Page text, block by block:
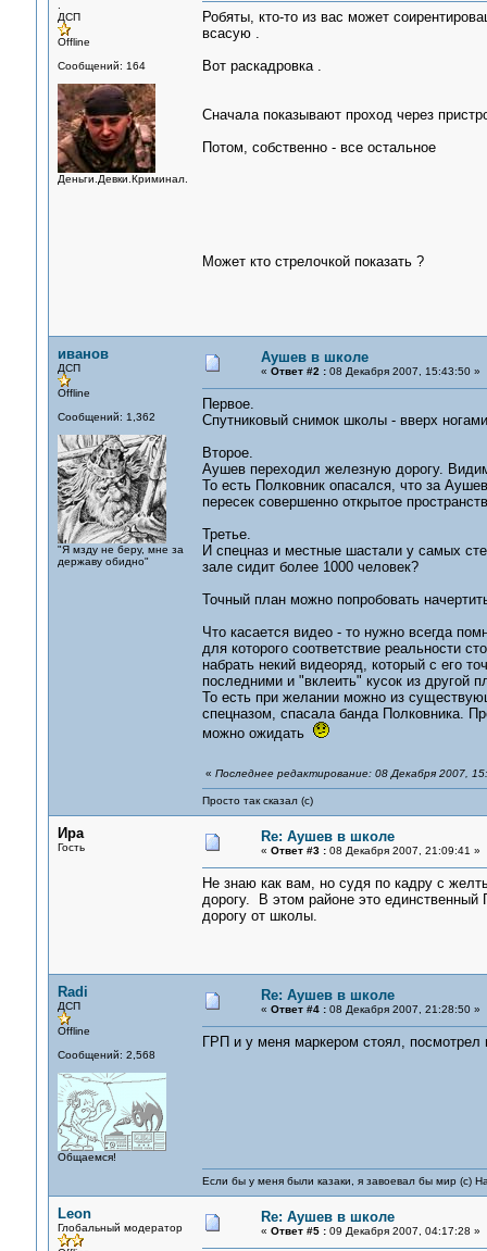
ДСП
Offline
Сообщений: 164
Деньги.Девки.Криминал.
Робяты, кто-то из вас может
всасую .
Вот раскадровка .
Сначала показывают проход через
Потом, собственно - все остальное
Может кто стрелочкой показать ?
иванов
ДСП
Offline
Сообщений: 1,362
"Я мзду не беру, мне за
державу обидно"
Аушев в школе
« Ответ #2 :08 Декабря 2007, 15:43:50 »
Первое.
Спутниковый снимок школы - вверх
Второе.
Аушев переходил железную дорогу.
То есть Полковник опасался, что за
пересек совершенно открытое
Третье.
И спецназ и местные шастали у самых
зале сидит более 1000 человек?
Точный план можно попробовать
Что касается видео - то нужно всегда
для которого соответствие реальности
набрать некий видеоряд, который с его
последними и "вклеить" кусок из другой
То есть при желании можно из
спецназом, спасала банда Полковника.
можно ожидать
« Последнее редактирование: 08 Декабря 2007,
Просто так сказал (с)
Ира
Гость
Re: Аушев в школе
« Ответ #3 :08 Декабря 2007, 21:09:41 »
Не знаю как вам, но судя по кадру с
дорогу. В этом районе это
дорогу от школы.
Radi
ДСП
Offline
Сообщений: 2,568
Общаемся!
Re: Аушев в школе
« Ответ #4 :08 Декабря 2007, 21:28:50 »
ГРП и у меня маркером стоял, посмотрел
Если бы у меня были казаки, я завоевал бы мир (с)
Leon
Глобальный модератор
Re: Аушев в школе
« Ответ #5 :09 Декабря 2007, 04:17:28 »